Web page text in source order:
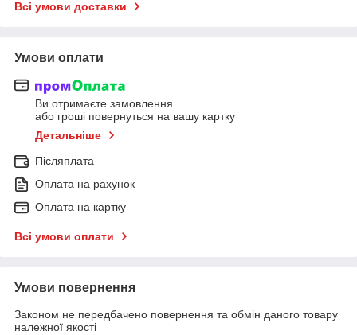
Всі умови доставки
Умови оплати
Ви отримаєте замовлення
або гроші повернуться на вашу картку
Детальніше
Післяплата
Оплата на рахунок
Оплата на картку
Всі умови оплати
Умови повернення
Законом не передбачено повернення та обмін даного товару
належної якості